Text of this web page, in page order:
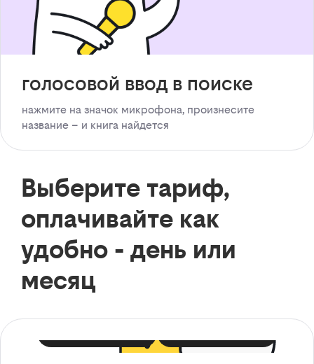
голосовой ввод в поиске
нажмите на значок микрофона, произнесите
название – и книга найдется
Выберите тариф,
оплачивайте как
удобно - день или
месяц